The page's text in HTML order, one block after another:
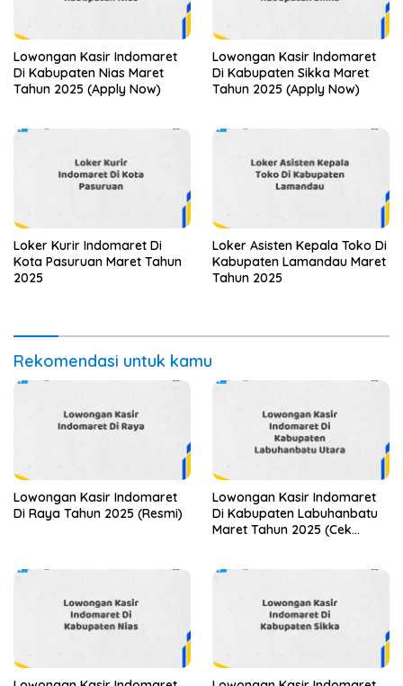
Lowongan Kasir Indomaret
Di Kabupaten Nias Maret
Tahun 2025 (Apply Now)
Lowongan Kasir Indomaret
Di Kabupaten Sikka Maret
Tahun 2025 (Apply Now)
Loker Kurir Indomaret Di
Kota Pasuruan Maret Tahun
2025
Loker Asisten Kepala Toko Di
Kabupaten Lamandau Maret
Tahun 2025
Rekomendasi untuk kamu
Lowongan Kasir Indomaret
Di Raya Tahun 2025 (Resmi)
Lowongan Kasir Indomaret
Di Kabupaten Labuhanbatu
Maret Tahun 2025 (Cek